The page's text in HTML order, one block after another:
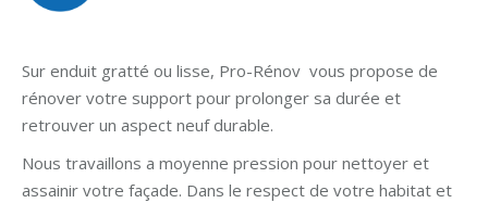
Sur enduit gratté ou lisse, Pro-Rénov vous propose de
rénover votre support pour prolonger sa durée et
retrouver un aspect neuf durable.
Nous travaillons a moyenne pression pour nettoyer et
assainir votre façade. Dans le respect de votre habitat et